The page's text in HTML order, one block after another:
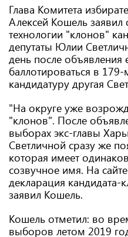
Глава Комитета
Алексей Кошель заявил
технологии "клонов"
депутаты Юлии
день после
баллотироваться в
кандидатуру другая
"На округе уже
"клонов". После
выборах экс-главы
Светличной сразу же
которая имеет
созвучное имя. На
декларация
заявил Кошель.
Кошель отметил: во
выборов летом 2019